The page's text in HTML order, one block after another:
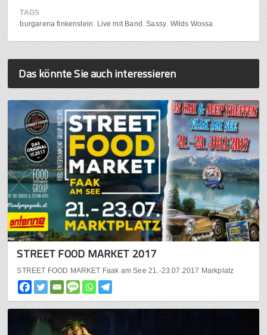
TAGS
burgarena finkenstein
Live mit Band Sassy Wilds Wossa
Das könnte Sie auch interessieren
STREET FOOD MARKET 2017
STREET FOOD MARKET Faak am See 21.-23.07.2017 Markplatz